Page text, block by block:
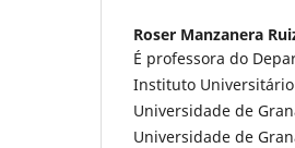
Roser Manzanera
É professora do
Instituto
Universidade de
Universidade de